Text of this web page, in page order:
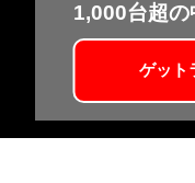
1,000台超の
ゲット